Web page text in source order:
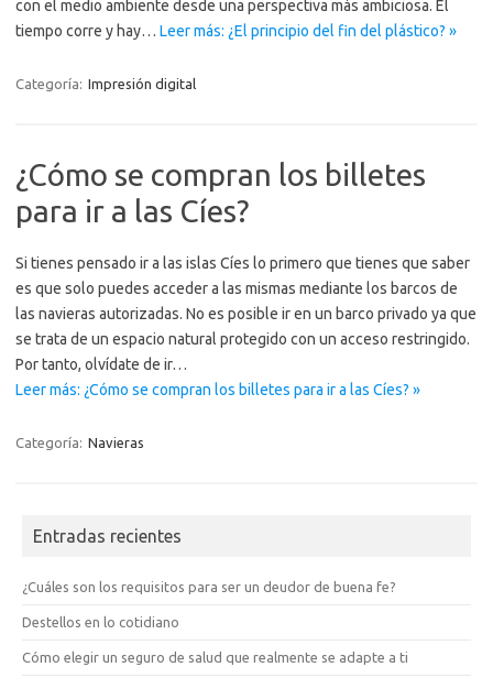
con el medio ambiente desde una perspectiva más ambiciosa. El
tiempo corre y hay… Leer más: ¿El principio del fin del plástico? »
Categoría: Impresión digital
¿Cómo se compran los billetes
para ir a las Cíes?
Si tienes pensado ir a las islas Cíes lo primero que tienes que saber
es que solo puedes acceder a las mismas mediante los barcos de
las navieras autorizadas. No es posible ir en un barco privado ya que
se trata de un espacio natural protegido con un acceso restringido.
Por tanto, olvídate de ir…
Leer más: ¿Cómo se compran los billetes para ir a las Cíes? »
Categoría: Navieras
Entradas recientes
¿Cuáles son los requisitos para ser un deudor de buena fe?
Destellos en lo cotidiano
Cómo elegir un seguro de salud que realmente se adapte a ti